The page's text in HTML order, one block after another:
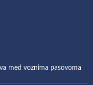
med voznima pasovoma